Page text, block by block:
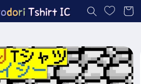
ー
ト